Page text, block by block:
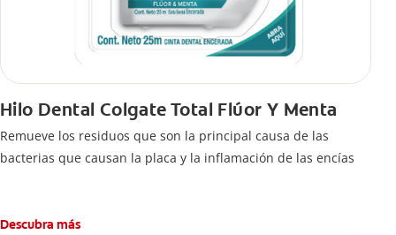
Hilo Dental Colgate Total Flúor Y Menta
Remueve los residuos que son la principal causa de las
bacterias que causan la placa y la inflamación de las encías
Descubra más